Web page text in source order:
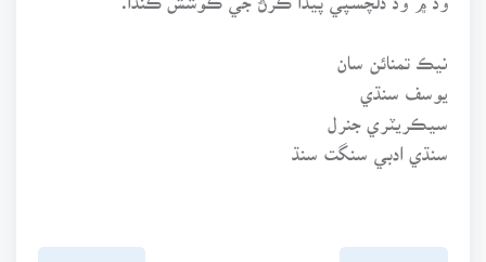
نيڪ تمنائن سان
يوسف سنڌي
سيڪريٽري جنرل
سنڌي ادبي سنگت سنڌ